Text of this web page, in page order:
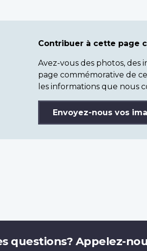
Contribuer à cette page
Avez-vous des photos,
page commémorative de
les informations que nous
Envoyez-nous vos
questions? Appelez-